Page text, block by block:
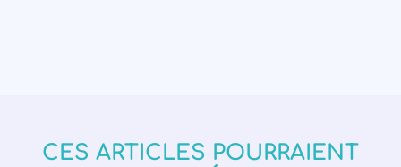
CES ARTICLES POURRAIENT